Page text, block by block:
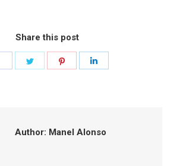
Share this post
Author: Manel Alonso